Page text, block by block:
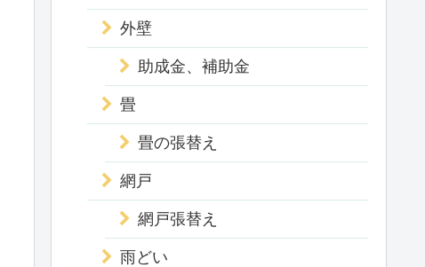
外壁
助成金、補助金
畳
畳の張替え
網戸
網戸張替え
雨どい